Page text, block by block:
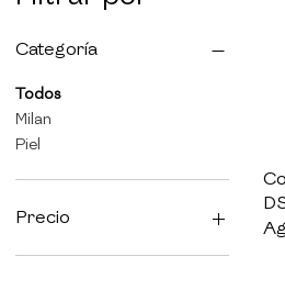
Categoría
Todos
Milan
Piel
Precio